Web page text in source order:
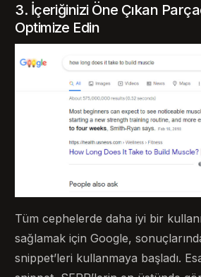
3. İçeriğinizi Öne Çıkan
Optimize Edin
Tüm cephelerde daha iyi bir
sağlamak için Google,
snippet’leri kullanmaya başladı.